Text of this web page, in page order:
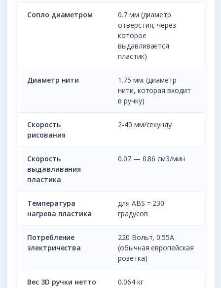
Сопло диаметром
0.7 мм (диаметр
отверстия, через
которое
выдавливается
пластик)
Диаметр нити
1.75 мм. (диаметр
нити, которая входит
в ручку)
Скорость
рисования
2-40 мм/секунду
Скорость
выдавливания
пластика
0.07 — 0.86 см3/мин
Температура
нагрева пластика
для ABS = 230
градусов
Потребление
электричества
220 Вольт, 0.55A
(обычная европейская
розетка)
Вес 3D ручки нетто 0.064 кг